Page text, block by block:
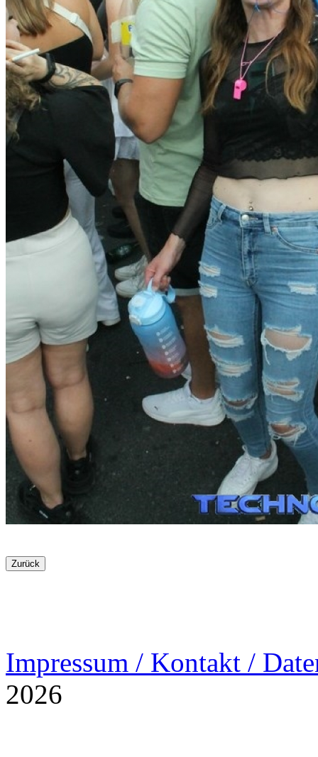
Impressum / Kontakt /
2026